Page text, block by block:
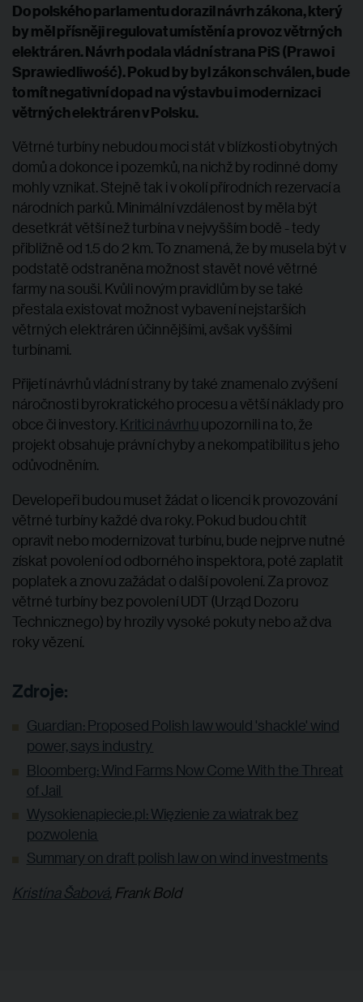
Do polského parlamentu dorazil návrh zákona, který
by měl přísněji regulovat umístění a provoz větrných
elektráren. Návrh podala vládní strana PiS (Prawo i
Sprawiedliwość). Pokud by byl zákon schválen, bude
to mít negativní dopad na výstavbu i modernizaci
větrných elektráren v Polsku.
Větrné turbíny nebudou moci stát v blízkosti obytných
domů a dokonce i pozemků, na nichž by rodinné domy
mohly vznikat. Stejně tak i v okolí přírodních rezervací a
národních parků. Minimální vzdálenost by měla být
desetkrát větší než turbína v nejvyšším bodě - tedy
přibližně od 1.5 do 2 km. To znamená, že by musela být v
podstatě odstraněna možnost stavět nové větrné
farmy na souši. Kvůli novým pravidlům by se také
přestala existovat možnost vybavení nejstarších
větrných elektráren účinnějšími, avšak vyššími
turbínami.
Přijetí návrhů vládní strany by také znamenalo zvýšení
náročnosti byrokratického procesu a větší náklady pro
obce či investory. Kritici návrhu upozornili na to, že
projekt obsahuje právní chyby a nekompatibilitu s jeho
odůvodněním.
Developeři budou muset žádat o licenci k provozování
větrné turbíny každé dva roky. Pokud budou chtít
opravit nebo modernizovat turbínu, bude nejprve nutné
získat povolení od odborného inspektora, poté zaplatit
poplatek a znovu zažádat o další povolení. Za provoz
větrné turbíny bez povolení UDT (Urząd Dozoru
Technicznego) by hrozily vysoké pokuty nebo až dva
roky vězení.
Zdroje:
Guardian: Proposed Polish law would 'shackle' wind
power, says industry
Bloomberg: Wind Farms Now Come With the Threat
of Jail
Wysokienapiecie.pl: Więzienie za wiatrak bez
pozwolenia
Summary on draft polish law on wind investments
Kristína Šabová, Frank Bold